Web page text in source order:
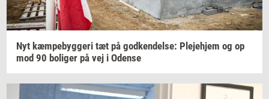
Nyt kæm­pe­byg­ge­ri tæt på god­ken­del­se: Ple­je­hjem og op
mod 90 bo­li­ger på vej i Oden­se